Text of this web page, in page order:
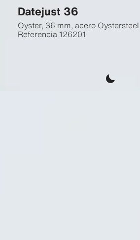
Datejust 36
Oyster, 36 mm, acero
Referencia126201